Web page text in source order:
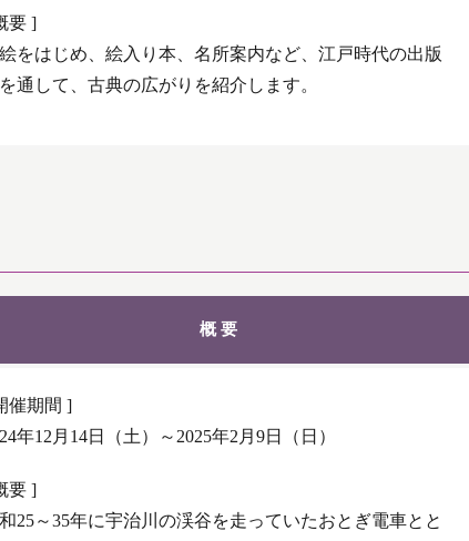
要 ]
をはじめ、絵入り本、名所案内など、江戸時代の出版
通して、古典の広がりを紹介します。
概要
催期間 ]
年12月14日（土）～2025年2月9日（日）
要 ]
25～35年に宇治川の渓谷を走っていたおとぎ電車とと